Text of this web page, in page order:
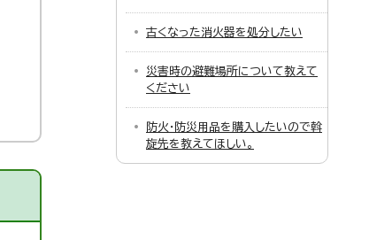
古くなった消火器を処分したい
災害時の避難場所について教えて
ください
防火・防災用品を購入したいので斡
旋先を教えてほしい。